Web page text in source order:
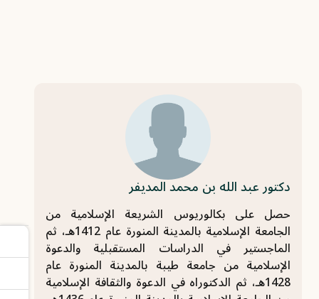
دكتور عبد الله بن محمد المديفر
حصل على بكالوريوس الشريعة الإسلامية من
الجامعة الإسلامية بالمدينة المنورة عام 1412هـ، ثم
الماجستير في الدراسات المستقبلية والدعوة
الإسلامية من جامعة طيبة بالمدينة المنورة عام
1428هـ، ثم الدكتوراه في الدعوة والثقافة الإسلامية